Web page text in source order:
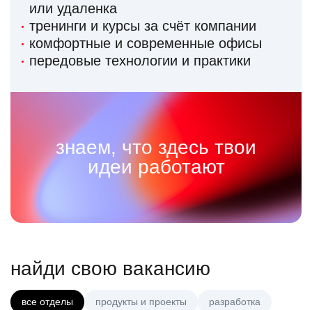
или удаленка
тренинги и курсы за счёт компании
комфортные и современные офисы
передовые технологии и практики
знаем, что здесь твои
идеи работают
найди свою вакансию
все отделы продукты и проекты разработка